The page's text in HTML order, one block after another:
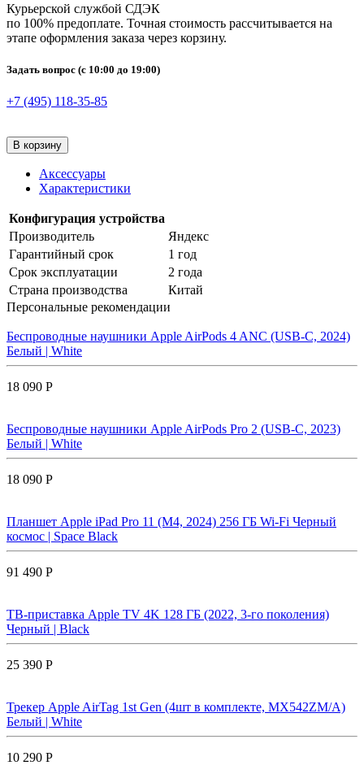
Курьерской службой СДЭК
по 100% предоплате. Точная стоимость рассчитывается на
этапе оформления заказа через корзину.
Задать вопрос (с 10:00 до 19:00)
+7 (495) 118-35-85
В корзину
Аксессуары
Характеристики
Конфигурация устройства
Производитель
Яндекс
Гарантийный срок
1 год
Срок эксплуатации
2 года
Страна производства
Китай
Персональные рекомендации
Беспроводные наушники Apple AirPods 4 ANC (USB-C, 2024)
Белый | White
18 090 Р
Беспроводные наушники Apple AirPods Pro 2 (USB-C, 2023)
Белый | White
18 090 Р
Планшет Apple iPad Pro 11 (M4, 2024) 256 ГБ Wi-Fi Черный
космос | Space Black
91 490 Р
ТВ-приставка Apple TV 4K 128 ГБ (2022, 3-го поколения)
Черный | Black
25 390 Р
Трекер Apple AirTag 1st Gen (4шт в комплекте, MX542ZM/A)
Белый | White
10 290 Р